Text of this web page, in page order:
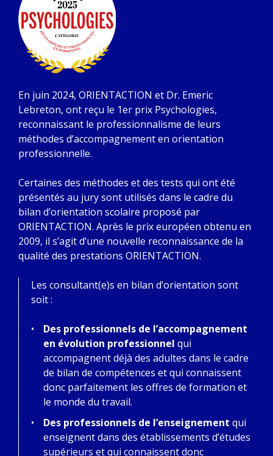
En juin 2024, ORIENTACTION et Dr. Emeric
Lebreton, ont reçu le 1er prix Psychologies,
reconnaissant le professionnalisme de leurs
méthodes d’accompagnement en orientation
professionnelle.
Certaines des méthodes et des tests qui ont été
présentés au jury sont utilisés dans le cadre du
bilan d’orientation scolaire proposé par
ORIENTACTION. Après le prix européen obtenu en
2009, il s’agit d’une nouvelle reconnaissance de la
qualité des prestations ORIENTACTION.
Les consultant(e)s en bilan d’orientation sont
soit :
Des professionnels de l’accompagnement
en évolution professionnel qui
accompagnent déjà des adultes dans le cadre
de bilan de compétences et qui connaissent
donc parfaitement les offres de formation et
le monde du travail.
Des professionnels de l’enseignement qui
enseignent dans des établissements d’études
supérieurs et qui connaissent donc